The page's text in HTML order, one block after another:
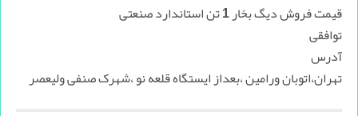
قیمت فروش دیگ بخار 1 تن استاندارد صنعتی
توافقی
آدرس
تهران،اتوبان ورامین ،بعداز ایستگاه قلعه نو ،شهرک صنفی ولیعصر